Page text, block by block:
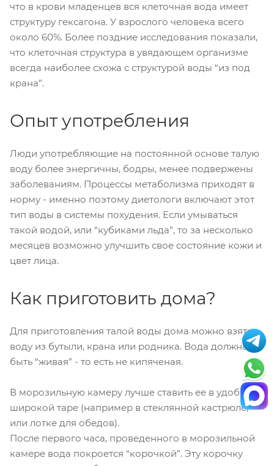
что в крови младенцев вся клеточная вода имеет
структуру гексагона. У взрослого человека всего
около 60%. Более поздние исследования показали,
что клеточная структура в увядающем организме
всегда наиболее схожа с структурой воды “из под
крана”.
Опыт употребления
Люди употребляющие на постоянной основе талую
воду более энергичны, бодры, менее подвержены
заболеваниям. Процессы метаболизма приходят в
норму - именно поэтому диетологи включают этот
тип воды в системы похудения. Если умываться
такой водой, или “кубиками льда”, то за несколько
месяцев возможно улучшить свое состояние кожи и
цвет лица.
Как приготовить дома?
Для приготовления талой воды дома можно взять
воду из бутыли, крана или родника. Вода должна
быть “живая” - то есть не кипяченая.
В морозильную камеру лучше ставить ее в удобной
широкой таре (например в стеклянной кастрюле,
или лотке для обедов).
После первого часа, проведенного в морозильной
камере вода покроется “корочкой”. Эту корочку